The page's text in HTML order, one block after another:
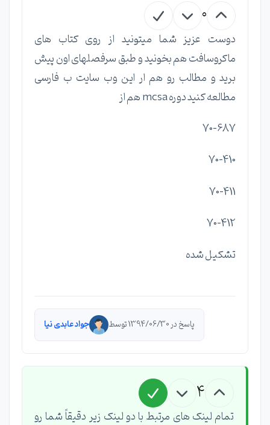
0
دوست عزیز شما میتونید از روی کتاب های
ماکروسافت هم بخونید و طبق سرفصلهای اون پیش
برید و مطالب رو هم ار این وب سایت ب فارسی
مطالعه کنید دوره mcsa هم از
70-687
70-410
70-411
70-412
تشکیل شده
پاسخ در 1394/06/30 توسط جواد عابدی نیا
4
تمام لینک های مرتبط با دو لینک زیر دقیقاً شما رو